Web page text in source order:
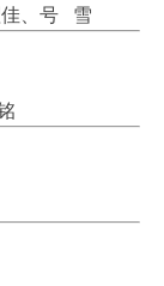
佳、号 雪